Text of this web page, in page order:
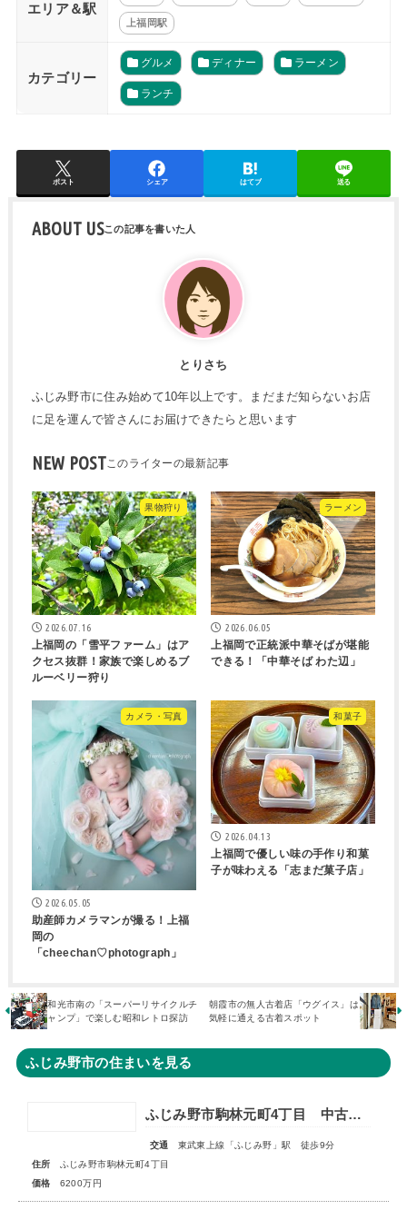
エリア＆駅
上福岡駅
カテゴリー
グルメ ディナー ラーメン
ランチ
ポスト シェア はてブ 送る
ABOUT US
とりさち
ふじみ野市に住み始めて10年以上です。まだまだ知らないお店
に足を運んで皆さんにお届けできたらと思います
NEW POST
果物狩り
2026.07.16
上福岡の「雪平ファーム」はア
クセス抜群！家族で楽しめるブ
ルーベリー狩り
ラーメン
2026.06.05
上福岡で正統派中華そばが堪能
できる！「中華そば わた辺」
カメラ・写真
2026.05.05
助産師カメラマンが撮る！上福
岡の
「cheechan♡photograph」
和菓子
2026.04.13
上福岡で優しい味の手作り和菓
子が味わえる「志まだ菓子店」
和光市南の「スーパーリサイクルチ
ャンプ」で楽しむ昭和レトロ探訪
朝霞市の無人古着店「ウグイス」は
気軽に通える古着スポット
ふじみ野市の住まいを見る
ふじみ野市駒林元町4丁目 中古一戸建住宅
交通
東武東上線「ふじみ野」駅 徒歩9分
住所
ふじみ野市駒林元町4丁目
価格
6200万円